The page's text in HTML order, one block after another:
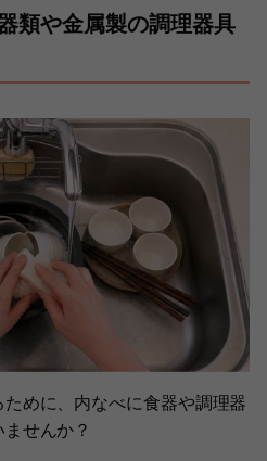
類や金属製の調理器具
めに、内なべに食器や調理器
せんか？